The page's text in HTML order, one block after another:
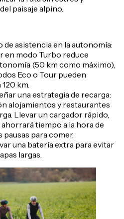
paisaje alpino.
de asistencia en la autonomía:
en modo Turbo reduce
(50 km como máximo),
Eco o Tour pueden
km.
una estrategia de recarga:
alojamientos y restaurantes
Llevar un cargador rápido,
ahorrará tiempo a la hora de
pausas para comer.
una batería extra para evitar
largas.